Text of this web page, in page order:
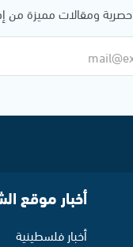
حصرية ومقالات مميزة
أخبار موقع
أخبار فلسطينية